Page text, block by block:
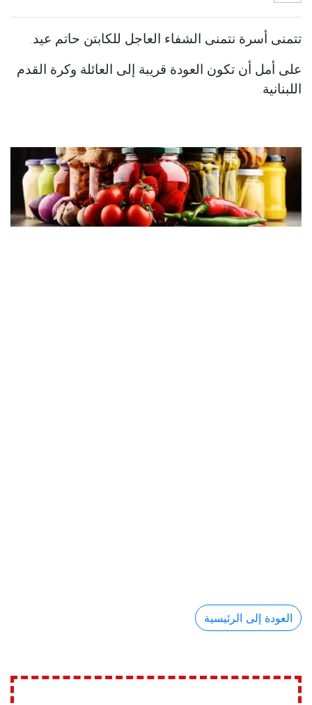
تتمنى أسرة نتمنى الشفاء العاجل للكابتن حاتم عيد.
على أمل أن تكون العودة قريبة إلى العائلة وكرة القدم
اللبنانية.
العودة إلى الرئيسية